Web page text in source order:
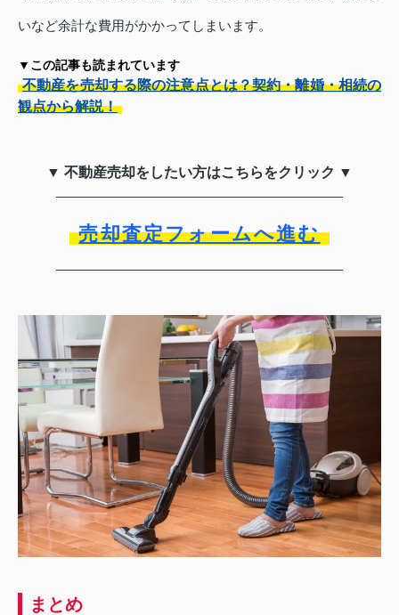
いなど余計な費用がかかってしまいます。
▼この記事も読まれています
不動産を売却する際の注意点とは？契約・離婚・相続の
観点から解説！
▼ 不動産売却をしたい方はこちらをクリック ▼
売却査定フォームへ進む
まとめ